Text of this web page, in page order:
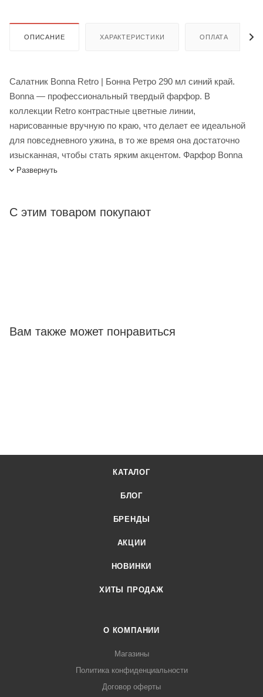
ОПИСАНИЕ ХАРАКТЕРИСТИКИ ОПЛАТА
Салатник Bonna Retro | Бонна Ретро 290 мл синий край.
Bonna — профессиональный твердый фарфор. В
коллекции Retro контрастные цветные линии,
нарисованные вручную по краю, что делает ее идеальной
для повседневного ужина, в то же время она достаточно
изысканная, чтобы стать ярким акцентом. Фарфор Bonna
отличается своей прочностью, устойчивостью к сколам и
можно мыть в посудомоечной машине и использовать в
Салатник Bonna Ретро 290 мл синий край от официального
поставщика. Доставка осуществляется по всей России,
Развернуть
С этим товаром покупают
Вам также может понравиться
КАТАЛОГ
БЛОГ
БРЕНДЫ
АКЦИИ
НОВИНКИ
ХИТЫ ПРОДАЖ
О КОМПАНИИ
Магазины
Политика конфиденциальности
Договор оферты